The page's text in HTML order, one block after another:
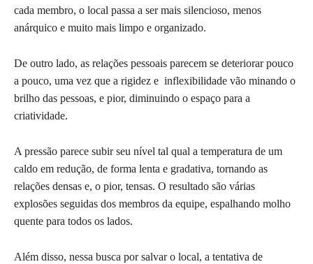
cada membro, o local passa a ser mais silencioso, menos
anárquico e muito mais limpo e organizado.
De outro lado, as relações pessoais parecem se deteriorar pouco
a pouco, uma vez que a rigidez e inflexibilidade vão minando o
brilho das pessoas, e pior, diminuindo o espaço para a
criatividade.
A pressão parece subir seu nível tal qual a temperatura de um
caldo em redução, de forma lenta e gradativa, tornando as
relações densas e, o pior, tensas. O resultado são várias
explosões seguidas dos membros da equipe, espalhando molho
quente para todos os lados.
Além disso, nessa busca por salvar o local, a tentativa de